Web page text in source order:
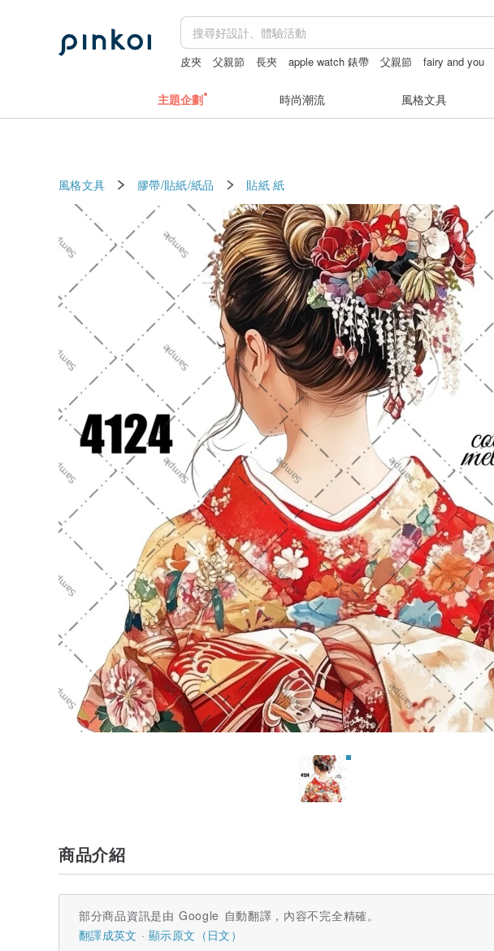
皮夾 父親節 長夾 apple watch 錶帶 父親節 fairy and you
主題企劃 時尚潮流 風格文具
風格文具 膠帶/貼紙/紙品 貼紙 紙
商品介紹
部分商品資訊是由 Google 自動翻譯，內容不完全精確。
翻譯成英文
顯示原文（日文）